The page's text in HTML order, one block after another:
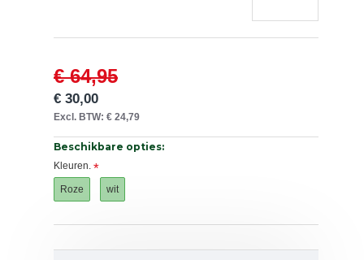
€ 30,00
€ 64,95
Excl. BTW: € 24,79
Beschikbare opties:
Kleuren.
Roze wit